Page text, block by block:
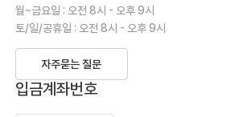
월~금요일 : 오전 8시 - 오후 9시
토/일/공휴일 : 오전 8시 - 오후 9시
자주묻는 질문
입금계좌번호